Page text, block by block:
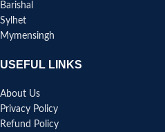
Barishal
Sylhet
Mymensingh
USEFUL LINKS
About Us
Privacy Policy
Refund Policy